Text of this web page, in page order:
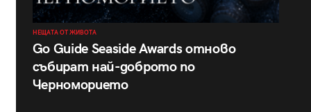
НЕЩАТА ОТ ЖИВОТА
Go Guide Seaside Awards отново
събират най-доброто по
Черноморието